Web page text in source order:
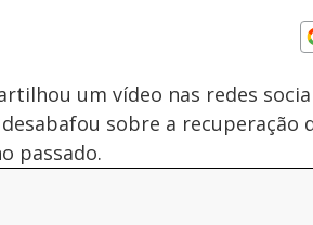
um vídeo nas redes
sobre a recuperação
passado.